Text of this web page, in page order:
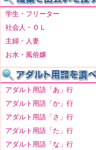
学生・フリーター
社会人・ＯＬ
主婦・人妻
お水・風俗嬢
アダルト用語「あ」行
アダルト用語「か」行
アダルト用語「さ」行
アダルト用語「た」行
アダルト用語「な」行